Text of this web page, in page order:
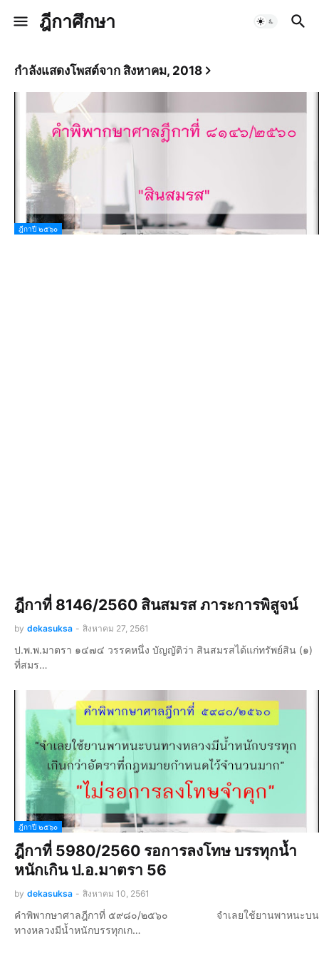
ฎีกาศึกษา
กำลังแสดงโพสต์จาก สิงหาคม, 2018
ฎีกาปี ๒๕๖๐
ฎีกาที่ 8146/2560 สินสมรส ภาระการพิสูจน์
by dekasuksa - สิงหาคม 27, 2561
ป.พ.พ.มาตรา ๑๔๗๔ วรรคหนึ่ง บัญญัติว่า สินสมรสได้แก่ทรัพย์สิน (๑)
ที่สมร…
ฎีกาปี ๒๕๖๐
ฎีกาที่ 5980/2560 รอการลงโทษ บรรทุกน้ำ
หนักเกิน ป.อ.มาตรา 56
by dekasuksa - สิงหาคม 10, 2561
คำพิพากษาศาลฎีกาที่ ๕๙๘๐/๒๕๖๐ จำเลยใช้ยานพาหนะบน
ทางหลวงมีน้ำหนักบรรทุกเก…